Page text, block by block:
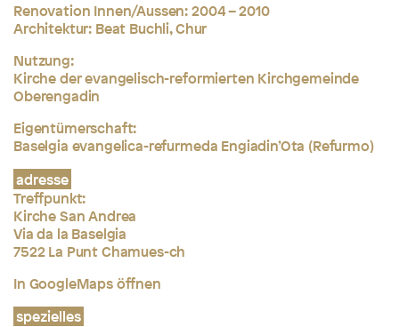
Renovation Innen/Aussen: 2004 – 2010
Architektur: Beat Buchli, Chur
Nutzung:
Kirche der evangelisch-reformierten Kirchgemeinde
Oberengadin
Eigentümerschaft:
Baselgia evangelica-refurmeda Engiadin’Ota (Refurmo)
adresse
Treffpunkt:
Kirche San Andrea
Via da la Baselgia
7522 La Punt Chamues-ch
In GoogleMaps öffnen
spezielles